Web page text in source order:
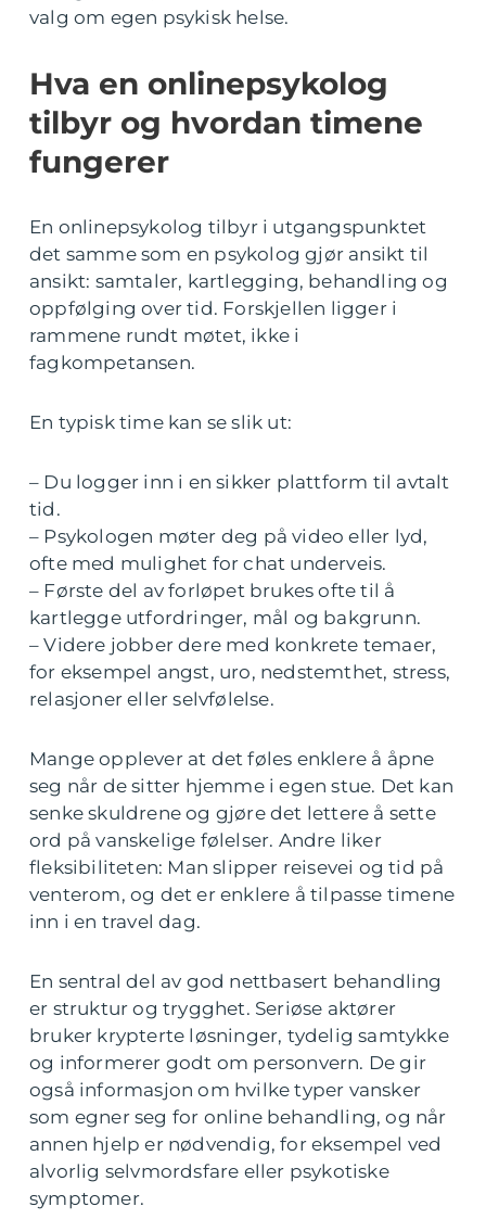
valg om egen psykisk helse.
Hva en onlinepsykolog
tilbyr og hvordan timene
fungerer
En onlinepsykolog tilbyr i utgangspunktet
det samme som en psykolog gjør ansikt til
ansikt: samtaler, kartlegging, behandling og
oppfølging over tid. Forskjellen ligger i
rammene rundt møtet, ikke i
fagkompetansen.
En typisk time kan se slik ut:
– Du logger inn i en sikker plattform til avtalt
tid.
– Psykologen møter deg på video eller lyd,
ofte med mulighet for chat underveis.
– Første del av forløpet brukes ofte til å
kartlegge utfordringer, mål og bakgrunn.
– Videre jobber dere med konkrete temaer,
for eksempel angst, uro, nedstemthet, stress,
relasjoner eller selvfølelse.
Mange opplever at det føles enklere å åpne
seg når de sitter hjemme i egen stue. Det kan
senke skuldrene og gjøre det lettere å sette
ord på vanskelige følelser. Andre liker
fleksibiliteten: Man slipper reisevei og tid på
venterom, og det er enklere å tilpasse timene
inn i en travel dag.
En sentral del av god nettbasert behandling
er struktur og trygghet. Seriøse aktører
bruker krypterte løsninger, tydelig samtykke
og informerer godt om personvern. De gir
også informasjon om hvilke typer vansker
som egner seg for online behandling, og når
annen hjelp er nødvendig, for eksempel ved
alvorlig selvmordsfare eller psykotiske
symptomer.